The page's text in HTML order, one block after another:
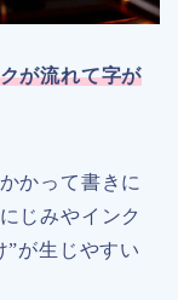
が流れて字が
かって書きに
じみやインク
”が生じやすい